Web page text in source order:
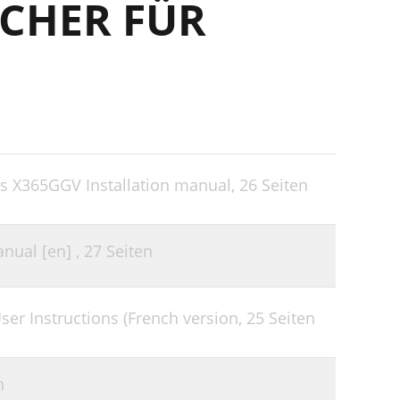
FÜR
X365GGV Installation manual, 26 Seiten
[en] , 27 Seiten
Instructions (French version, 25 Seiten